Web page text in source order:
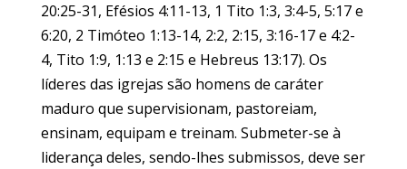
20:25-31, Efésios 4:11-13, 1 Tito 1:3, 3:4-5, 5:17 e
6:20, 2 Timóteo 1:13-14, 2:2, 2:15, 3:16-17 e 4:2-
4, Tito 1:9, 1:13 e 2:15 e Hebreus 13:17). Os
líderes das igrejas são homens de caráter
maduro que supervisionam, pastoreiam,
ensinam, equipam e treinam. Submeter-se à
liderança deles, sendo-lhes submissos, deve ser